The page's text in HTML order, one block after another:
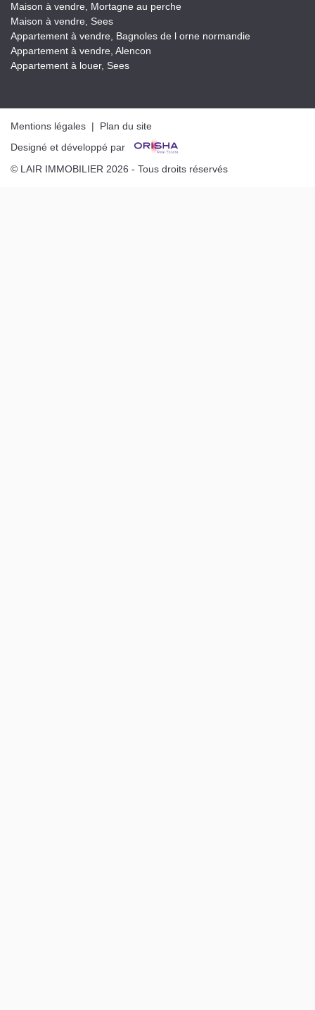
Maison à vendre, Mortagne au perche
Maison à vendre, Sees
Appartement à vendre, Bagnoles de l orne normandie
Appartement à vendre, Alencon
Appartement à louer, Sees
Mentions légales | Plan du site
Designé et développé par
© LAIR IMMOBILIER 2026 - Tous droits réservés